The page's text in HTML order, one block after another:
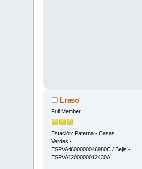
Lraso
Full Member
Estación: Paterna - Casas
Verdes -
ESPVA4600000046980C / Bejis -
ESPVA1200000012430A